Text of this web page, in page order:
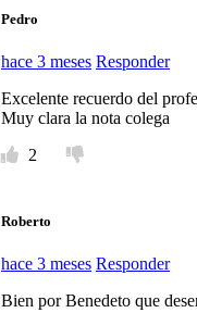
Pedro
hace 3 meses Responder
Excelente recuerdo del
Muy clara la nota colega
2
Roberto
hace 3 meses Responder
Bien por Benedeto que